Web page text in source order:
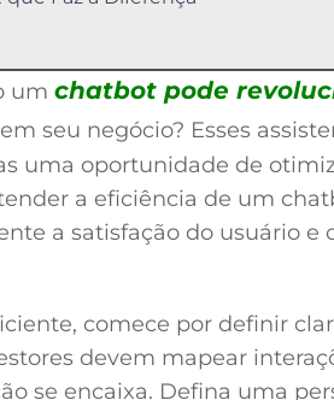
um chatbot pode
em seu negócio? Esses
uma oportunidade de
a eficiência de um
a satisfação do usuário e
comece por definir
devem mapear
se encaixa. Defina uma